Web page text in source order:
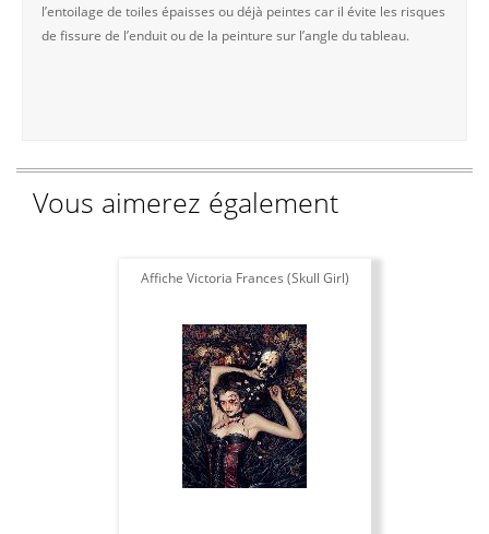
l’entoilage de toiles épaisses ou déjà peintes car il évite les risques
de fissure de l’enduit ou de la peinture sur l’angle du tableau.
Vous aimerez également
Affiche Victoria Frances (Skull Girl)